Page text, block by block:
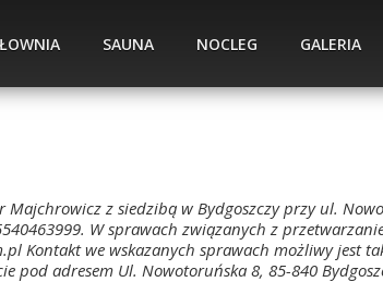
SAUNA NOCLEG GALERIA
Majchrowicz z siedzibą w Bydgoszczy przy ul.
W sprawach związanych z
Kontakt we wskazanych sprawach możliwy jest
pod adresem Ul. Nowotoruńska 8, 85-840